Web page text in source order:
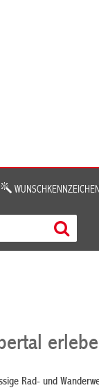
WUNSCHKENNZEICHEN
Rad- und